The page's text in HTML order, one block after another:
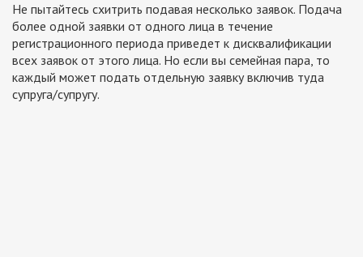
Не пытайтесь схитрить подавая несколько заявок. Подача
более одной заявки от одного лица в течение
регистрационного периода приведет к дисквалификации
всех заявок от этого лица. Но если вы семейная пара, то
каждый может подать отдельную заявку включив туда
супруга/супругу.